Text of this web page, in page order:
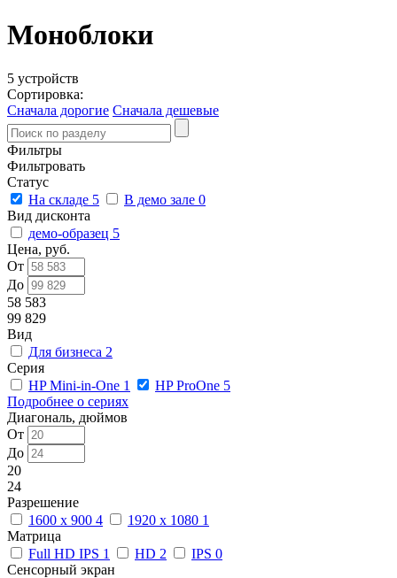
Моноблоки
5 устройств
Сортировка:
Сначала дорогие Сначала дешевые
Фильтры
Фильтровать
Статус
На складе 5 В демо зале 0
Вид дисконта
демо-образец 5
Цена, руб.
От
До
58 583
99 829
Вид
Для бизнеса 2
Серия
HP Mini-in-One 1 HP ProOne 5
Подробнее о сериях
Диагональ, дюймов
От
До
20
24
Разрешение
1600 x 900 4 1920 x 1080 1
Матрица
Full HD IPS 1 HD 2 IPS 0
Сенсорный экран